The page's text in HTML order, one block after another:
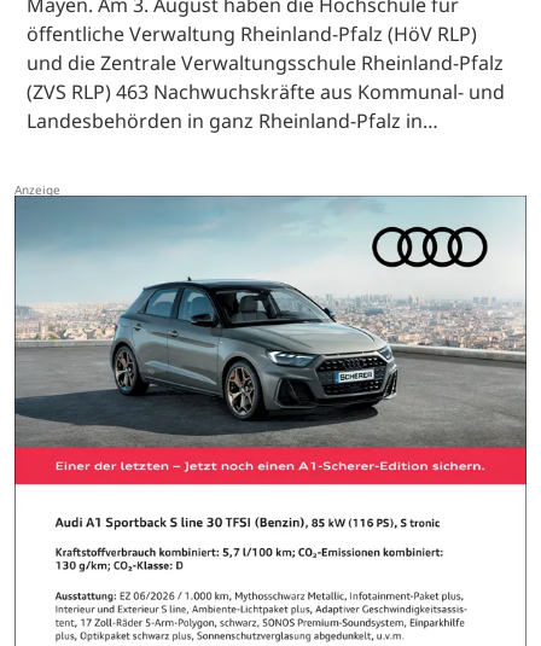
öffentliche Verwaltung Rheinland-Pfalz (HöV RLP)
und die Zentrale Verwaltungsschule Rheinland-Pfalz
(ZVS RLP) 463 Nachwuchskräfte aus Kommunal- und
Landesbehörden in ganz Rheinland-Pfalz in…